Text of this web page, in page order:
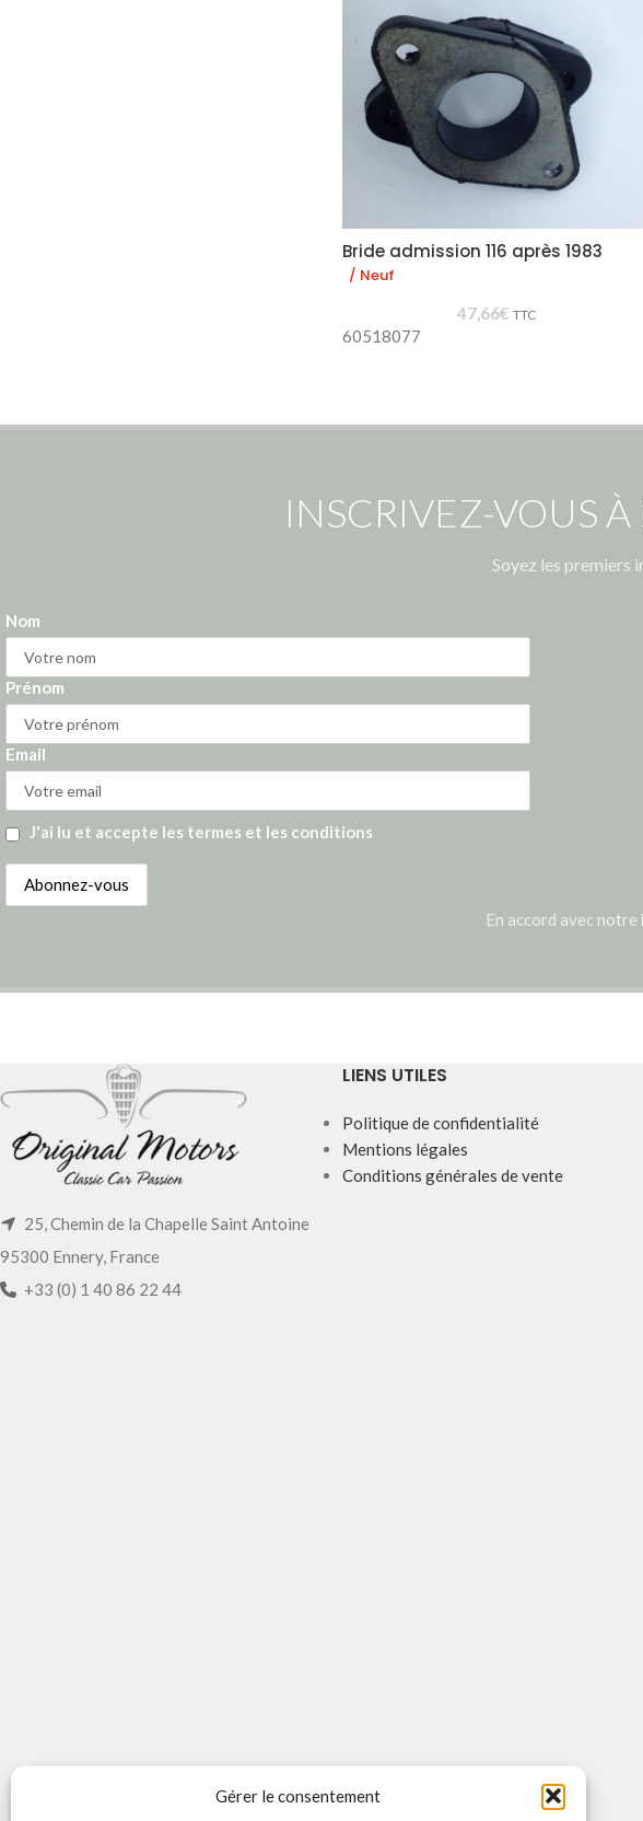
Gérer le consentement
Bride admission 116 après 1983
/ Neuf
47,66€ TTC
60518077
INSCRIVEZ-VOUS
Soyez les premiers
Nom
Prénom
Email
J'ai lu et accepte les termes et les conditions
En accord avec notre
25, Chemin de la Chapelle Saint Antoine
95300 Ennery, France
+33 (0) 1 40 86 22 44
LIENS UTILES
Politique de confidentialité
Mentions légales
Conditions générales de vente